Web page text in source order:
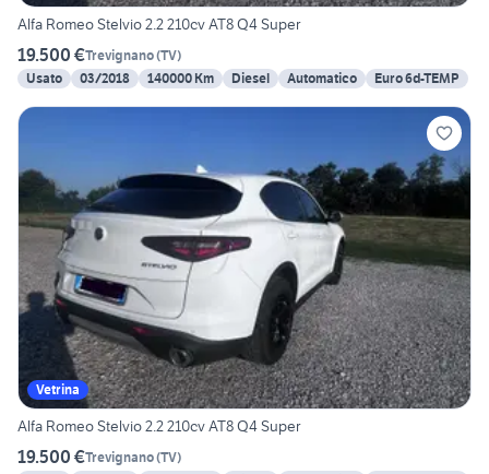
Alfa Romeo Stelvio 2.2 210cv AT8 Q4 Super
19.500 €Trevignano(TV)
Usato
03/2018 140000 Km Diesel Automatico Euro 6d-TEMP
Vetrina
Alfa Romeo Stelvio 2.2 210cv AT8 Q4 Super
19.500 €Trevignano(TV)